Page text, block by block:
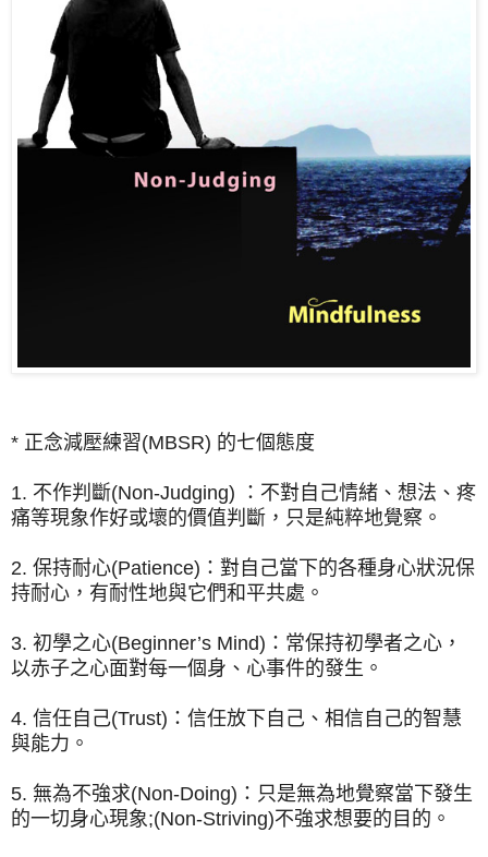
* 正念減壓練習(MBSR) 的七個態度
1. 不作判斷(Non-Judging) ：不對自己情緒、想法、疼
痛等現象作好或壞的價值判斷，只是純粹地覺察。
2. 保持耐心(Patience)：對自己當下的各種身心狀況保
持耐心，有耐性地與它們和平共處。
3. 初學之心(Beginner’s Mind)：常保持初學者之心，
以赤子之心面對每一個身、心事件的發生。
4. 信任自己(Trust)：信任放下自己、相信自己的智慧
與能力。
5. 無為不強求(Non-Doing)：只是無為地覺察當下發生
的一切身心現象;(Non-Striving)不強求想要的目的。